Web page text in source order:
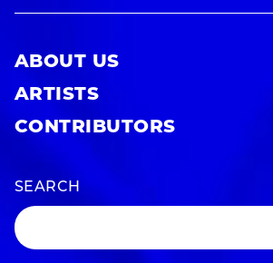
ABOUT US
ARTISTS
CONTRIBUTORS
SEARCH